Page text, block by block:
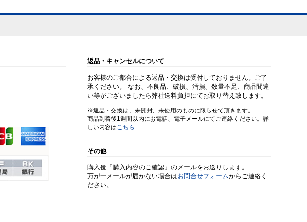
返品・キャンセルについて
お客様のご都合による返品・交換は受付しておりません。ご了
承ください。 なお、不良品、破損、汚損、数量不足、商品間違
い等がございましたら弊社送料負担にてお取り替え致します。
※返品・交換は、未開封、未使用のものに限らせて頂きます。
商品到着後1週間以内にお電話、電子メールにてご連絡ください。詳
しい内容はこちら
その他
購入後「購入内容のご確認」のメールをお送りします。
万が一メールが届かない場合はお問合せフォームからご連絡く
ださい。